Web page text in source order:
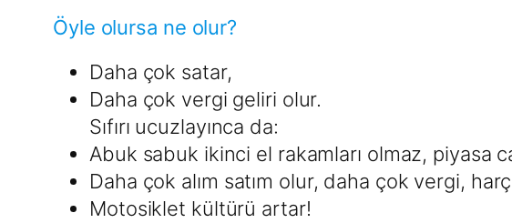
Öyle olursa ne olur?
Daha çok satar,
Daha çok vergi geliri olur.
Sıfırı ucuzlayınca da:
Abuk sabuk ikinci el rakamları olmaz, piyasa
Daha çok alım satım olur, daha çok vergi, harç
Motosiklet kültürü artar!